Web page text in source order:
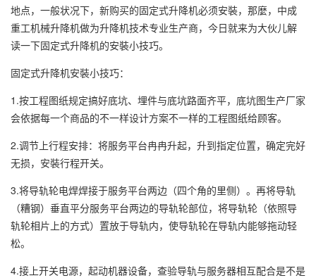
地点，一般状况下，新购买的固定式升降机必须安裝，那麼，中成
重工机械升降机做为升降机技术专业生产商，今日就来为大伙儿解
读一下固定式升降机的安裝小技巧。
固定式升降机安裝小技巧：
1.按工程图纸规定搞好底坑、埋件与底坑路面齐平，底坑图生产厂家
会依据每一个商品的不一样设计方案不一样的工程图纸给顾客。
2.调节上行程安排：将服务平台冉冉升起，升到指定位置，确定完好
无损，安裝行程开关。
3.将导轨轮电焊焊接于服务平台两边（四个角的里侧）。再将导轨
（糟钢）垂直平分服务平台两边的导轨轮部位，将导轨轮（依照导
轨轮相片上的方式）置放于导轨内，使导轨轮在导轨内能够拖动轻
松。
4.接上开关电源，起动机器设备，查验导轨与服务器相互配合是不是